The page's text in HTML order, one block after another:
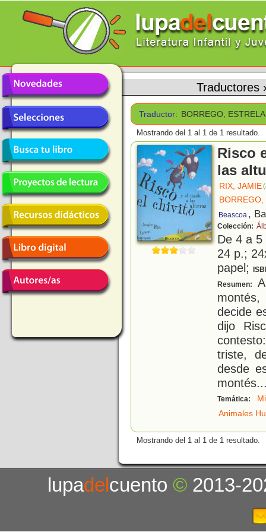
Traductores
Traductor: BORREGO, ESTRELA
Mostrando del 1 al 1 de 1 resultado.
Risco
las
RIX, JAMIE
Beascoa ,
Colección:
De 4 a
24 p.;
papel;
Resumen:
decide
dijo
triste,
desde
montés
Temática:
Animales
Mostrando del 1 al 1 de 1 resultado.
lupadelcuento© 2013-